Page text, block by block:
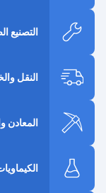
التصنيع
النقل
المعادن